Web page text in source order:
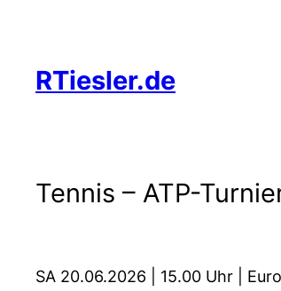
springen
RTiesler.de
Tennis – ATP-
SA 20.06.2026 | 15.00 Uhr |